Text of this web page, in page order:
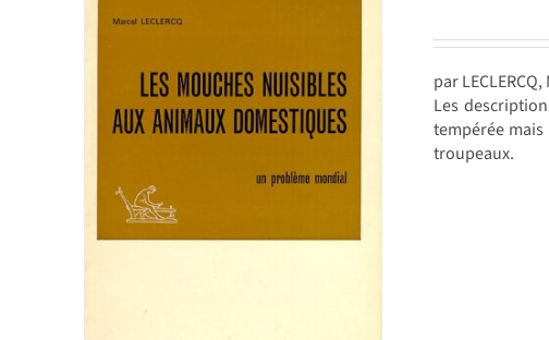
par
Les
tempérée
troupeaux.